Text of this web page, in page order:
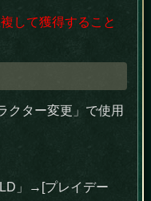
して獲得すること
クター変更」で使用
」→[プレイデー